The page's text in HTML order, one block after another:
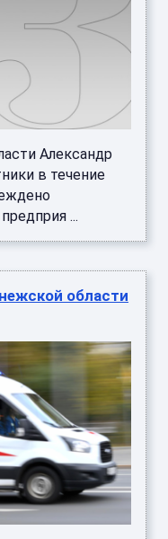
Александр
в течение
...
области